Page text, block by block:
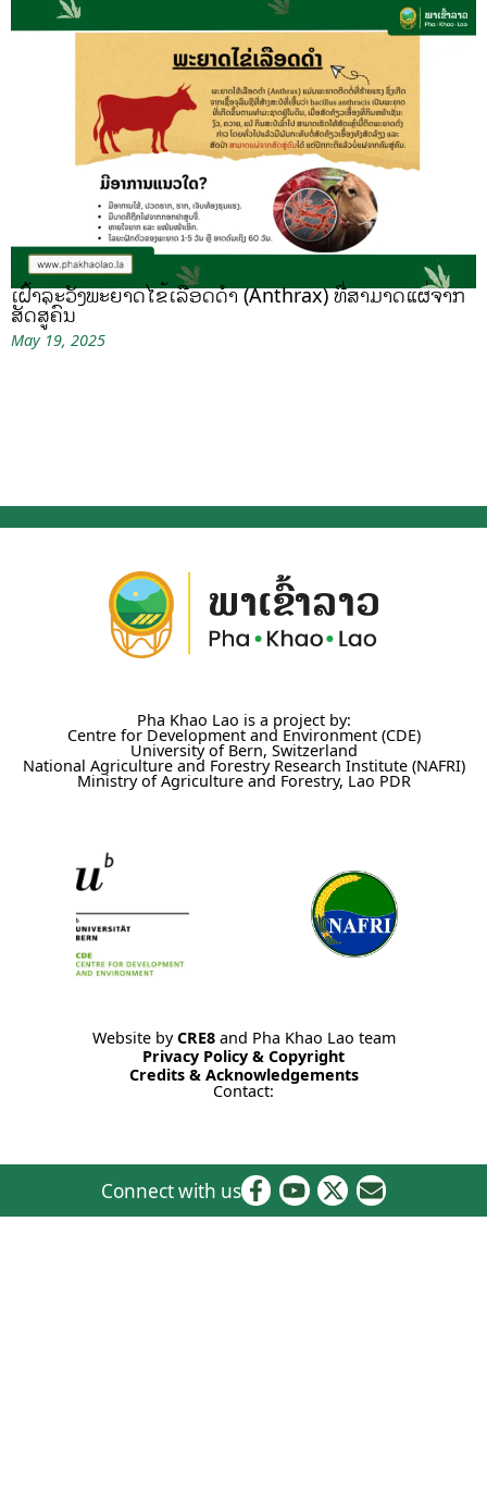
ເຝົ້າລະວັງພະຍາດໄຂ້ເລືອດດຳ (Anthrax) ທີ່ສາມາດແຜ່ຈາກ
ສັດສູ່ຄົນ
May 19, 2025
Pha Khao Lao is a project by:
Centre for Development and Environment (CDE)
University of Bern, Switzerland
National Agriculture and Forestry Research Institute (NAFRI)
Ministry of Agriculture and Forestry, Lao PDR
Website byCRE8and Pha Khao Lao team
Privacy Policy & Copyright
Credits & Acknowledgements
Contact:
Connect with us